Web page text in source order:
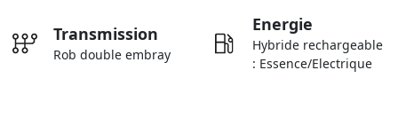
Transmission
Rob double embray
Energie
Hybride rechargeable
: Essence/Electrique